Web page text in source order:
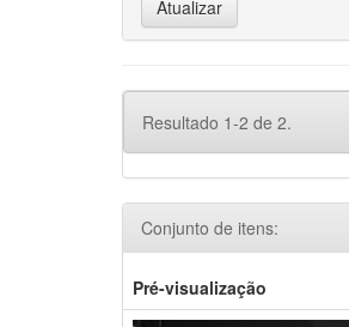
Resultado 1-2 de 2.
Conjunto de itens:
Pré-visualização